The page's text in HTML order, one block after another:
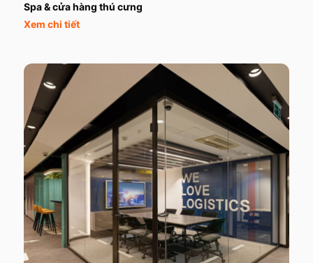
Spa & cửa hàng thú cưng
Xem chi tiết